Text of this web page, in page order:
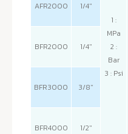
1 :
MPa
2 :
Bar
3 : Psi
AFR2000 1/4"
BFR2000 1/4"
BFR3000 3/8"
BFR4000 1/2"